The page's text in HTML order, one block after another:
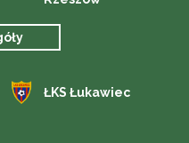
ŁKS Łukawiec